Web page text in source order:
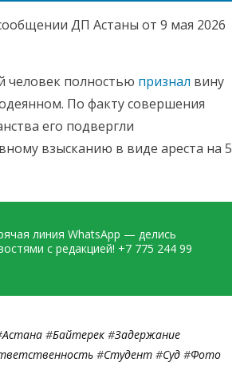
ДП Астаны от 9 мая 2026
человек полностью признал вину
По факту совершения
его подвергли
взысканию в виде ареста на 5
линия WhatsApp — делись
с редакцией! +7 775 244 99
Астана #Байтерек #Задержание
#Студент #Суд #Фото